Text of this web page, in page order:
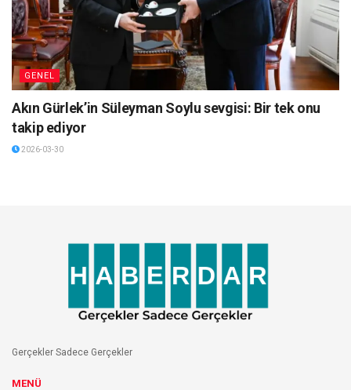
GENEL
Akın Gürlek’in Süleyman Soylu sevgisi: Bir tek onu
takip ediyor
2026-03-30
Gerçekler Sadece Gerçekler
MENÜ